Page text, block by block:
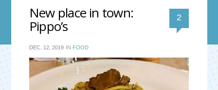
New place in town:
Pippo’s 2
DEC. 12, 2019 IN FOOD